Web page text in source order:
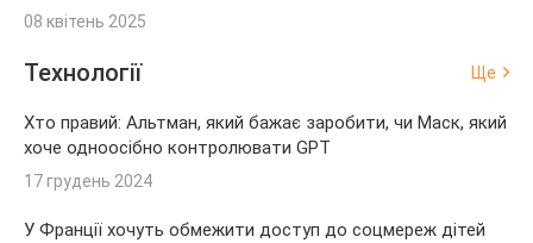
08 квітень 2025
Технології Ще
Хто правий: Альтман, який бажає заробити, чи Маск, який
хоче одноосібно контролювати GPT
17 грудень 2024
У Франції хочуть обмежити доступ до соцмереж дітей